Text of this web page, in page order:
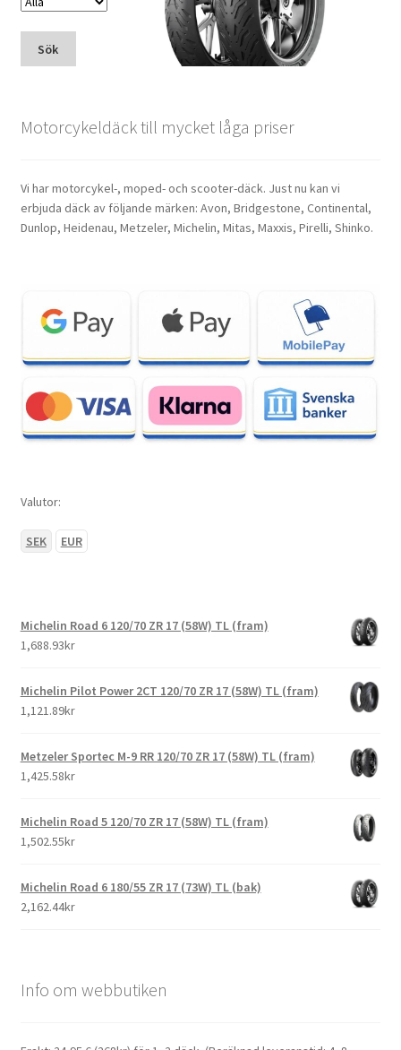
Sök
Motorcykeldäck till mycket låga priser
Vi har motorcykel-, moped- och scooter-däck. Just nu kan vi
erbjuda däck av följande märken: Avon, Bridgestone, Continental,
Dunlop, Heidenau, Metzeler, Michelin, Mitas, Maxxis, Pirelli, Shinko.
Valutor:
SEK EUR
Michelin Road 6 120/70 ZR 17 (58W) TL (fram)
1,688.93kr
Michelin Pilot Power 2CT 120/70 ZR 17 (58W) TL (fram)
1,121.89kr
Metzeler Sportec M-9 RR 120/70 ZR 17 (58W) TL (fram)
1,425.58kr
Michelin Road 5 120/70 ZR 17 (58W) TL (fram)
1,502.55kr
Michelin Road 6 180/55 ZR 17 (73W) TL (bak)
2,162.44kr
Info om webbutiken